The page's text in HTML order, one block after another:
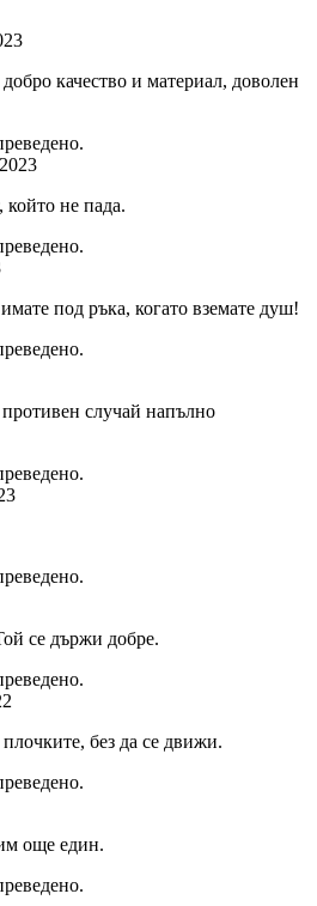
качество и материал, доволен
не пада.
под ръка, когато вземате душ!
случай напълно
се държи добре.
без да се движи.
още един.